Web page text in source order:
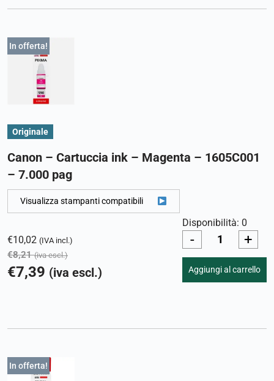
In offerta!
Originale
Canon – Cartuccia ink – Magenta – 1605C001
– 7.000 pag
Visualizza stampanti compatibili
€10,02 (IVA incl.)
€8,21 (iva escl.)
€7,39 (iva escl.)
Disponibilità: 0
- +
Aggiungi al carrello
In offerta!